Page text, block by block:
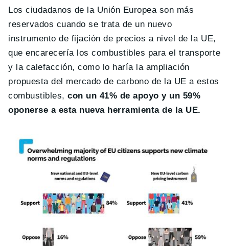
Los ciudadanos de la Unión Europea son más
reservados cuando se trata de un nuevo
instrumento de fijación de precios a nivel de la UE,
que encarecería los combustibles para el transporte
y la calefacción, como lo haría la ampliación
propuesta del mercado de carbono de la UE a estos
combustibles,con un 41% de apoyo y un 59%
oponerse a esta nueva herramienta de la UE.